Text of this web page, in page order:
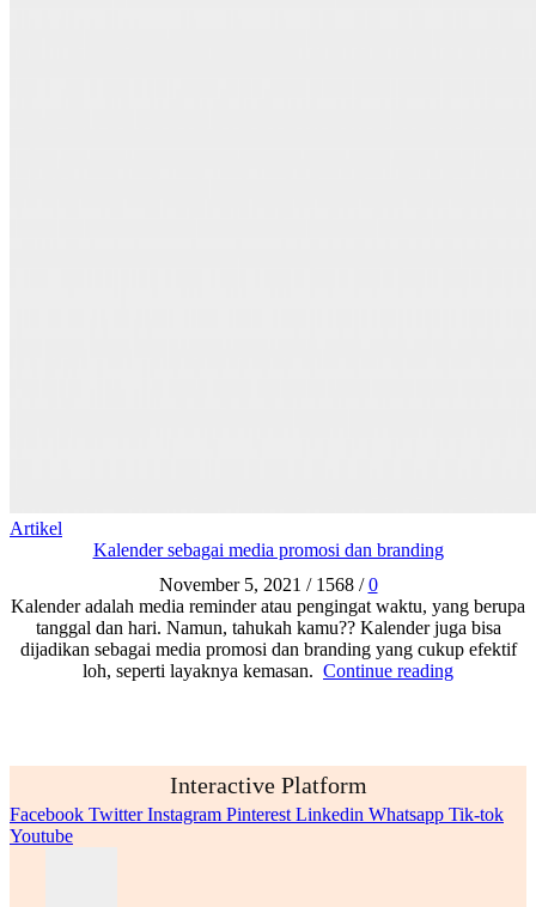
Artikel
Kalender sebagai media promosi dan branding
November 5, 2021 / 1568 / 0
Kalender adalah media reminder atau pengingat waktu, yang berupa
tanggal dan hari. Namun, tahukah kamu?? Kalender juga bisa
dijadikan sebagai media promosi dan branding yang cukup efektif
loh, seperti layaknya kemasan. Continue reading
Interactive Platform
Facebook Twitter Instagram Pinterest Linkedin Whatsapp Tik-tok
Youtube